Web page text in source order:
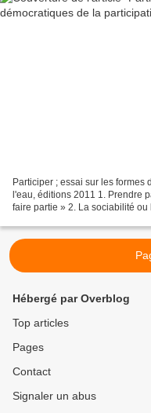
Participer ; essai sur les formes
l'eau, éditions 2011 1. Prendre
faire partie » 2. La sociabilité ou
Hébergé par Overblog
Top articles
Pages
Contact
Signaler un abus